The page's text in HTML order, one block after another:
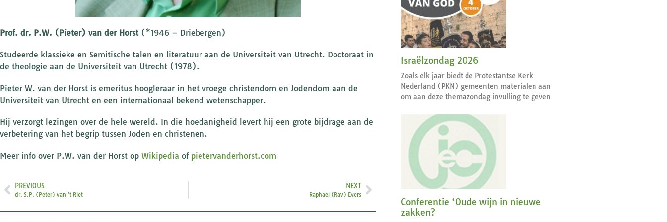
Prof. dr. P.W. (Pieter) van der Horst(*1946 – Driebergen)
Studeerde klassieke en Semitische talen en literatuur aan de Universiteit van Utrecht. Doctoraat in
de theologie aan de Universiteit van Utrecht (1978).
Pieter W. van der Horst is emeritus hoogleraar in het vroege christendom en Jodendom aan de
Universiteit van Utrecht en een internationaal bekend wetenschapper.
Hij verzorgt lezingen over de hele wereld. In die hoedanigheid levert hij een grote bijdrage aan de
verbetering van het begrip tussen Joden en christenen.
Meer info over P.W. van der Horst op Wikipedia of pietervanderhorst.com
PREVIOUS
dr. S.P. (Peter) van ’t Riet
NEXT
Raphael (Rav) Evers
Israëlzondag 2026
Zoals elk jaar biedt de Protestantse Kerk
Nederland (PKN) gemeenten materialen aan
om aan deze themazondag invulling te geven
Conferentie ‘Oude wijn in nieuwe
zakken?